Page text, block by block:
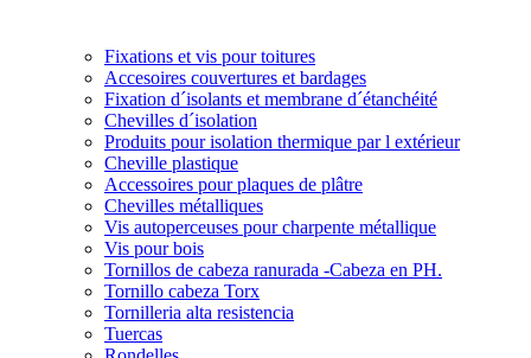
Fixations et vis pour toitures
Accesoires couvertures et bardages
Fixation d´isolants et membrane d´étanchéité
Chevilles d´isolation
Produits pour isolation thermique par l extérieur
Cheville plastique
Accessoires pour plaques de plâtre
Chevilles métalliques
Vis autoperceuses pour charpente métallique
Vis pour bois
Tornillos de cabeza ranurada -Cabeza en PH.
Tornillo cabeza Torx
Tornilleria alta resistencia
Tuercas